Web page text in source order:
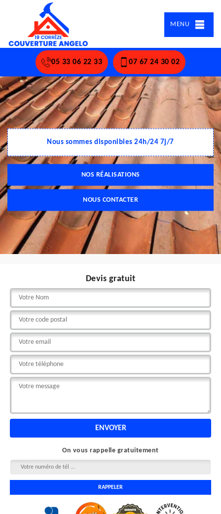
MENU
05 33 06 22 33 07 67 24 30 02
Nous sommes disponibles 24h/24 7j/7
NOS RÉALISATIONS
NOUS CONTACTER
Devis gratuit
On vous rappelle gratuitement